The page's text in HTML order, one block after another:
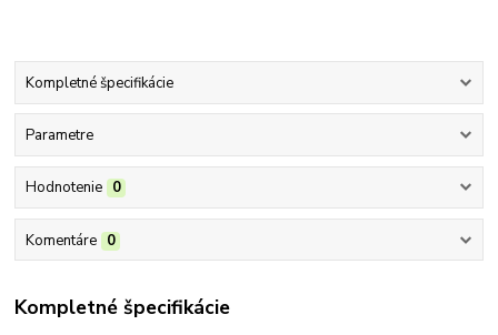
Kompletné špecifikácie
Parametre
Hodnotenie 0
Komentáre 0
Kompletné špecifikácie